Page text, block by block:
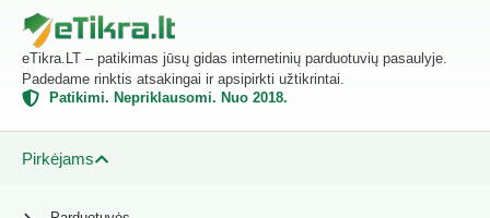
eTikra.LT – patikimas jūsų gidas internetinių parduotuvių pasaulyje.
Padedame rinktis atsakingai ir apsipirkti užtikrintai.
Patikimi. Nepriklausomi. Nuo 2018.
Pirkėjams